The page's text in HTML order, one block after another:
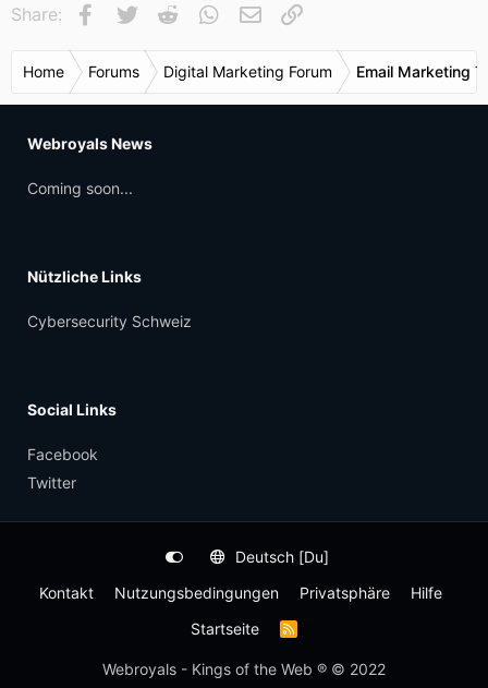
Share: Facebook
Twitter Reddit WhatsApp
E-Mail
Home Forums Digital Marketing Forum Email Marketing
Webroyals News
Coming soon...
Nützliche Links
Cybersecurity Schweiz
Social Links
Facebook
Twitter
Deutsch [Du]
Kontakt
Nutzungsbedingungen Privatsphäre
Hilfe
Startseite
R
S
Webroyals - Kings of the Web ® © 2022